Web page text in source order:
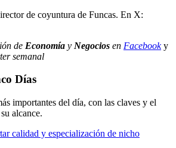
de coyuntura de Funcas. En X:
de Economía y Negocios en Facebooky
semanal
Días
importantes del día, con las claves y el
alcance.
calidad y especialización de nicho